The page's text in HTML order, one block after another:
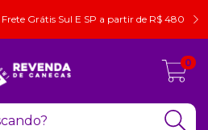
Grátis Sul E SP a partir de R$ 480
0